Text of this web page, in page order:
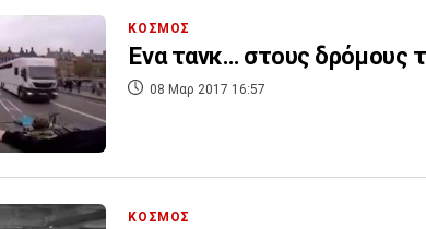
ΚΟΣΜΟΣ
Ένα τανκ… στους δρόμους
08 Μαρ 2017 16:57
ΚΟΣΜΟΣ